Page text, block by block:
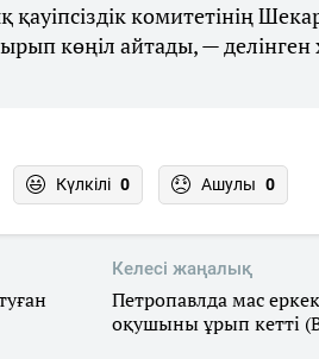
комитетінің
көңіл айтады, — делінген
Күлкілі 0 Ашулы 0
Келесі жаңалық
Петропавлда мас
оқушыны ұрып кетті